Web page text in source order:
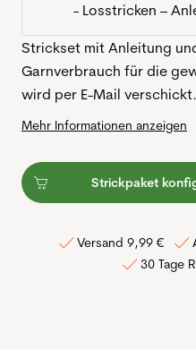
- Losstricken –
Strickset mit Anleitung
Garnverbrauch für die
wird per E-Mail verschickt.
Mehr Informationen anzeigen
Strickpaket
Versand 9,99 €
30 Tage